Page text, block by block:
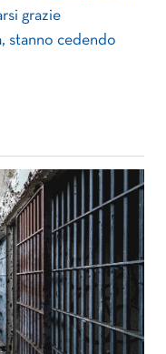
grazie
stanno cedendo